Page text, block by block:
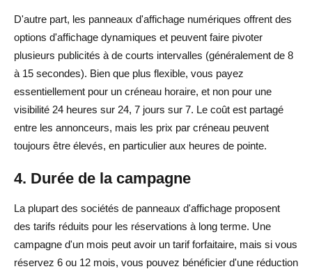
D'autre part, les panneaux d'affichage numériques offrent des
options d'affichage dynamiques et peuvent faire pivoter
plusieurs publicités à de courts intervalles (généralement de 8
à 15 secondes). Bien que plus flexible, vous payez
essentiellement pour un créneau horaire, et non pour une
visibilité 24 heures sur 24, 7 jours sur 7. Le coût est partagé
entre les annonceurs, mais les prix par créneau peuvent
toujours être élevés, en particulier aux heures de pointe.
4. Durée de la campagne
La plupart des sociétés de panneaux d'affichage proposent
des tarifs réduits pour les réservations à long terme. Une
campagne d'un mois peut avoir un tarif forfaitaire, mais si vous
réservez 6 ou 12 mois, vous pouvez bénéficier d'une réduction